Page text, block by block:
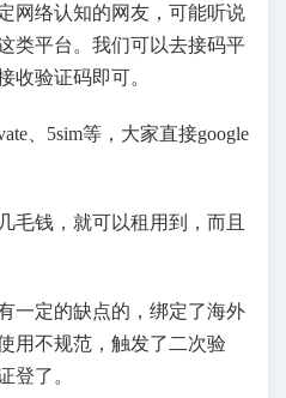
网络认知的网友，可能听说
类平台。我们可以去接码平
收验证码即可。
、5sim等，大家直接google
毛钱，就可以租用到，而且
一定的缺点的，绑定了海外
用不规范，触发了二次验
登了。